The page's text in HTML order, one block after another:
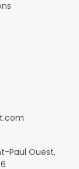
Paul Ouest,